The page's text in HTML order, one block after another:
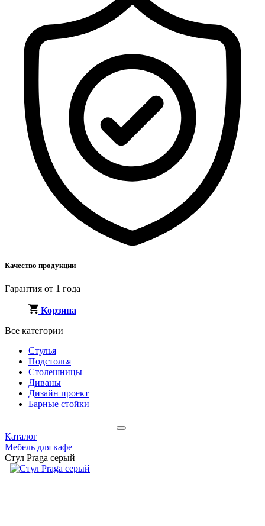
Качество продукции
Гарантия от 1 года
Корзина
Все категории
Стулья
Подстолья
Столешницы
Диваны
Дизайн проект
Барные стойки
Каталог
Мебель для кафе
Стул Praga серый